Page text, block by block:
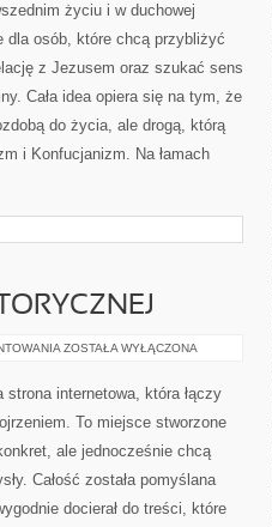
życiu i w duchowej
dla osób, które chcą przybliżyć
z Jezusem oraz szukać sens
Cała idea opiera się na tym, że
do życia, ale drogą, którą
i Konfucjanizm. Na łamach
KONIE
HISTORYCZNEJ
ZOSTAŁA WYŁĄCZONA
strona internetowa, która łączy
To miejsce stworzone
ale jednocześnie chcą
Całość została pomyślana
docierał do treści, które